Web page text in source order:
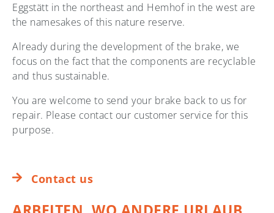
Eggstätt in the northeast and Hemhof in the west are
the namesakes of this nature reserve.
Already during the development of the brake, we
focus on the fact that the components are recyclable
and thus sustainable.
You are welcome to send your brake back to us for
repair. Please contact our customer service for this
purpose.
Contact us